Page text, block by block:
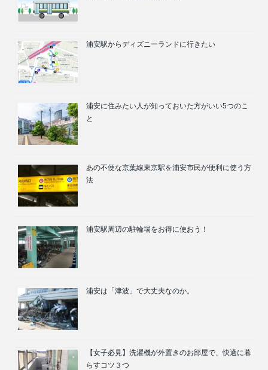
浦安駅からディズニーランドに行きたい
浦安に住みたい人が知っておいた方がいい5つのこ
と
あの不便な京葉線東京駅を浦安市民が便利に使う方
法
浦安駅周辺の駐輪場をお得に使おう！
浦安は「津波」で大丈夫なのか。
【女子必見】洗濯機が外置きのお部屋で、快適に暮
らすコツ３つ